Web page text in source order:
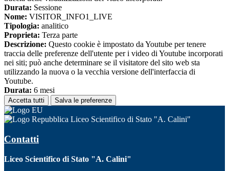
Durata: Sessione
Nome: VISITOR_INFO1_LIVE
Tipologia: analitico
Proprieta: Terza parte
Descrizione: Questo cookie è impostato da Youtube per tenere
traccia delle preferenze dell'utente per i video di Youtube incorporati
nei siti; può anche determinare se il visitatore del sito web sta
utilizzando la nuova o la vecchia versione dell'interfaccia di
Youtube.
Durata: 6 mesi
Accetta tutti Salva le preferenze
Liceo Scientifico di Stato "A. Calini"
Contatti
Liceo Scientifico di Stato "A. Calini"